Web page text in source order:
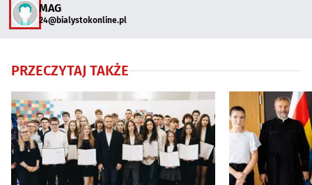
MAG
24@bialystokonline.pl
PRZECZYTAJ TAKŻE